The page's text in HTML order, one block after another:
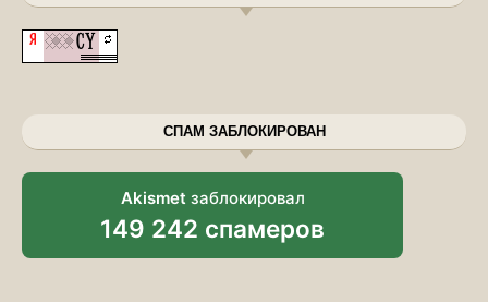
СПАМ ЗАБЛОКИРОВАН
Akismet заблокировал
149 242 спамеров